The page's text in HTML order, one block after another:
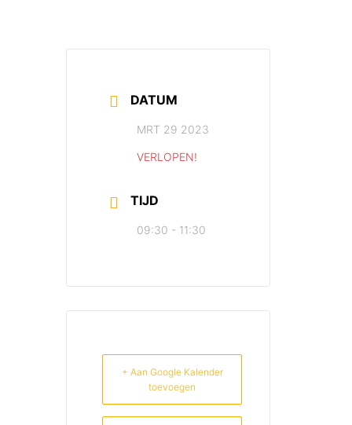
DATUM
MRT 29 2023
VERLOPEN!
TIJD
09:30 - 11:30
+ Aan Google Kalender
toevoegen